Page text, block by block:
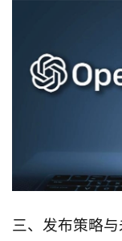
三、发布策略